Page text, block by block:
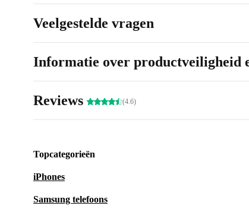
Veelgestelde vragen
Informatie over productveiligheid
Reviews (4.6)
Topcategorieën
iPhones
Samsung telefoons